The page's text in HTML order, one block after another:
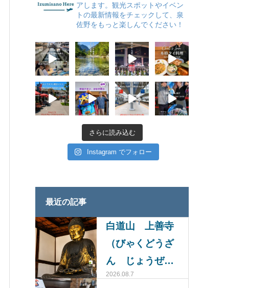
アします。観光スポットやイベン
トの最新情報をチェックして、泉
佐野をもっと楽しんでください！
さらに読み込む
Instagram でフォロー
最近の記事
白道山 上善寺
（びゃくどうざ
ん じょうぜん
じ）
2026.08.7